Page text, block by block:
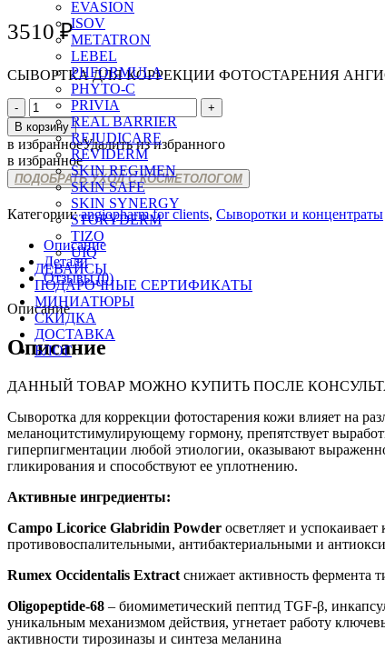
EVASION
ISOV
METATRON
LEBEL
PHFORMULA
PHYTO-C
PRIVIA
REAL BARRIER
REJUDICARE
REVIDERM
SKIN REGIMEN
SKIN SAFE
SKIN SYNERGY
STORYDERM
TIZO
UIQ
ДЕВАЙСЫ
ПОДАРОЧНЫЕ СЕРТИФИКАТЫ
МИНИАТЮРЫ
СКИДКА
ДОСТАВКА
БЛОГ
3510₽
СЫВОРТКА ДЛЯ КОРРЕКЦИИ ФОТОСТАРЕНИЯ
Количество
товара
ANGIOPHARM
PHOTOAGING
CORRECTION
SERUM
В корзину
в избранноеУдалить из избранного
в избранное
ПОДОБРАТЬ УХОД С КОСМЕТОЛОГОМ
Категории: angiopharm for clients, Сыворотки и концентраты
Описание
Детали
Отзывы (0)
Описание
Описание
ДАННЫЙ ТОВАР МОЖНО КУПИТЬ ПОСЛЕ
Сыворотка для коррекции фотостарения кожи влияет на
меланоцитстимулирующему гормону, препятствует
гиперпигментации любой этиологии, оказывают
гликирования и способствуют ее уплотнению.
Активные ингредиенты:
Campo Licorice Glabridin Powder осветляет и
противовоспалительными, антибактериальными и
Rumex Occidentalis Extract снижает активность фермента
Oligopeptide-68 – биомиметический пептид TGF-β,
уникальным механизмом действия, угнетает работу
активности тирозиназы и синтеза меланина